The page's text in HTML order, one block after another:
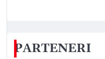
PARTENERI